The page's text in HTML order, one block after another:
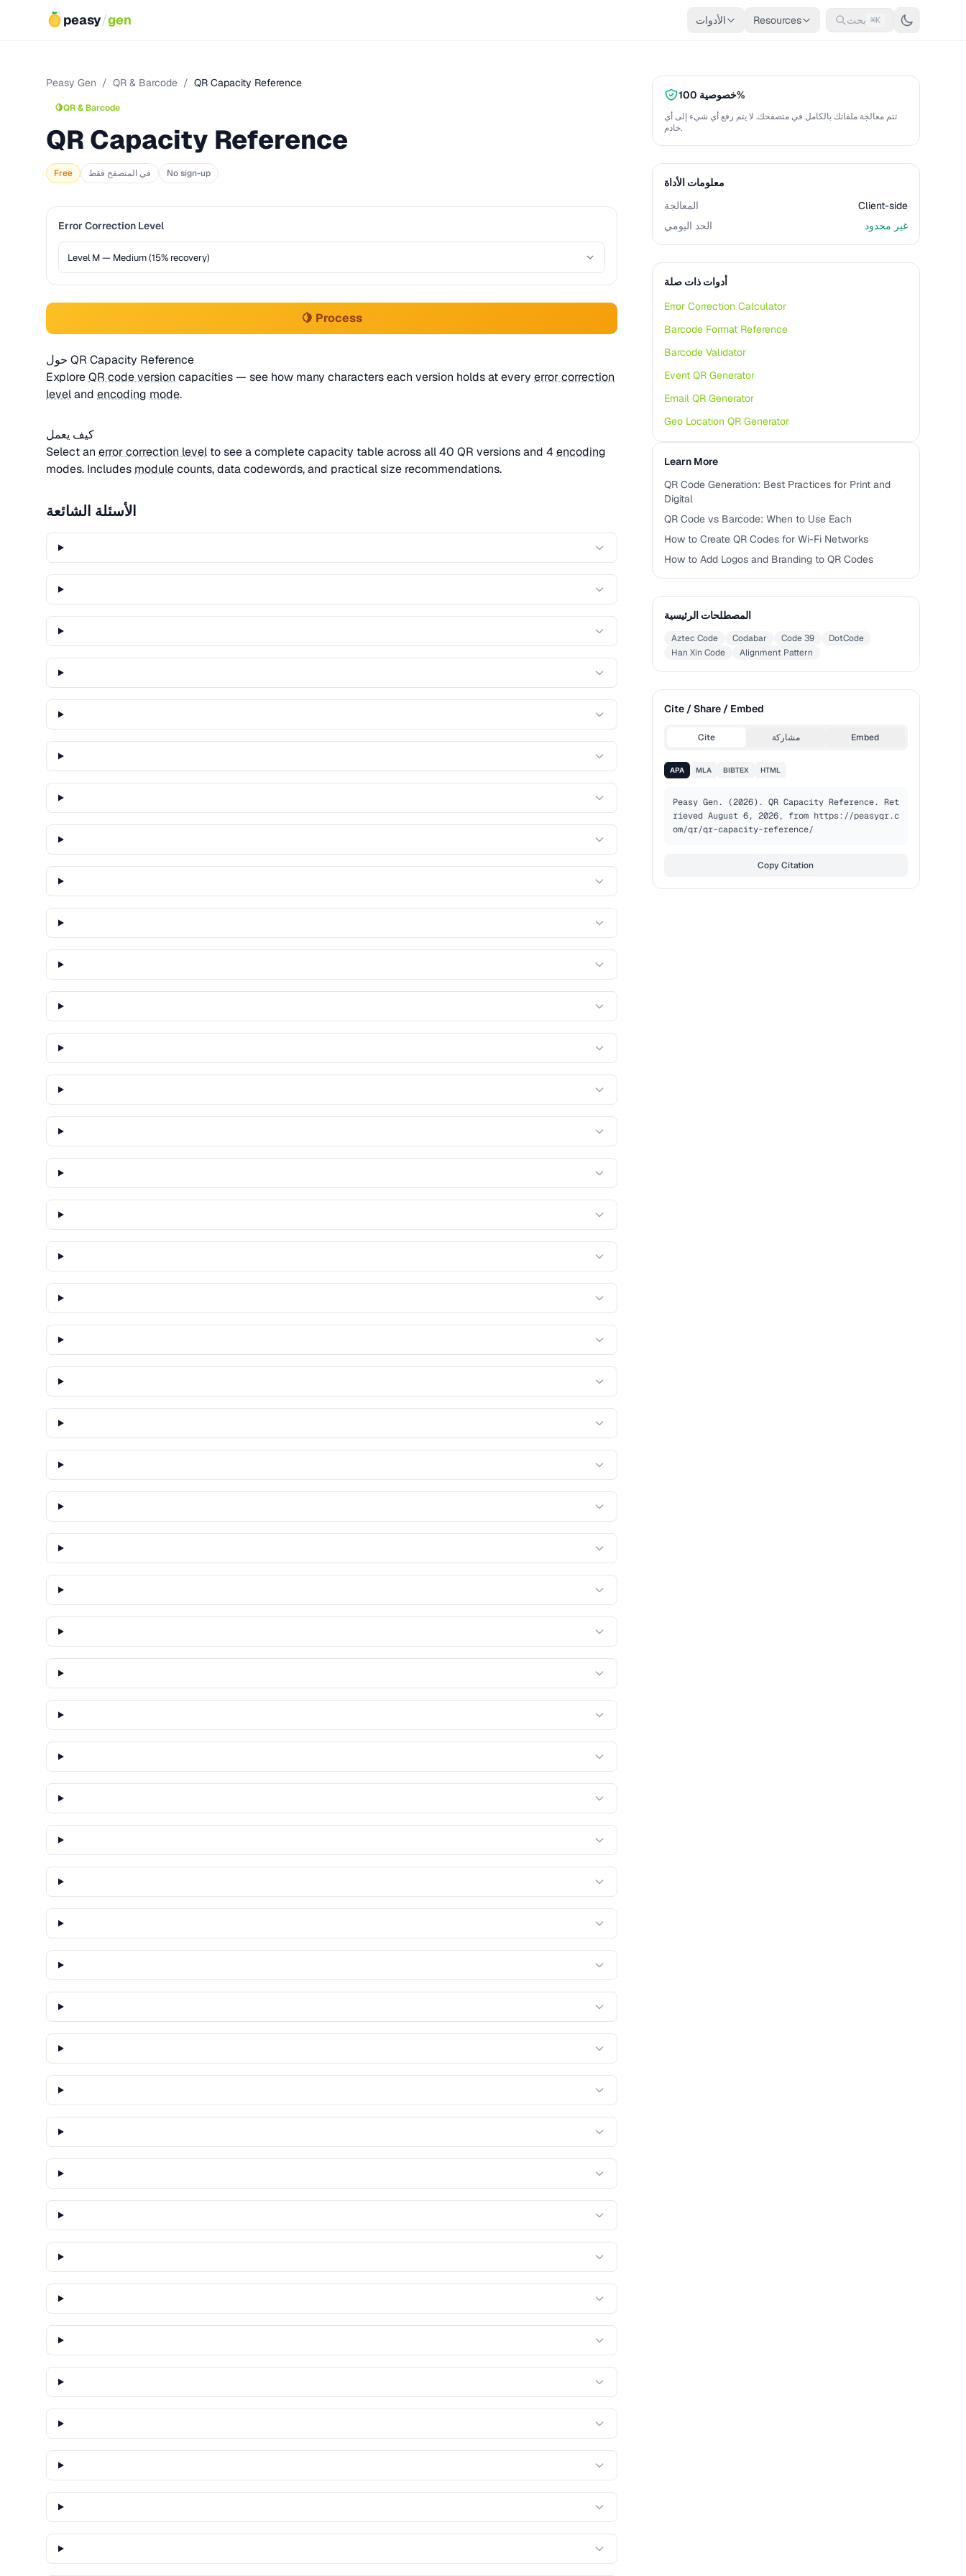
peasy/gen الأدوات Resources بحث ⌘K
Peasy Gen / QR & Barcode / QR Capacity Reference
🍋QR & Barcode
QR Capacity Reference
Free في المتصفح فقط No sign-up
Error Correction Level
🍋 Process
حول QR Capacity Reference
ExploreQR code version capacities — see how many characters each version holds at every error correction
leveland encoding mode.
كيف يعمل
Select an error correction level to see a complete capacity table across all 40 QR versions and 4 encoding
modes. Includes modulecounts, data codewords, and practical size recommendations.
الأسئلة الشائعة
خصوصية 100%
تتم معالجة ملفاتك بالكامل في متصفحك. لا يتم رفع أي شيء إلى أي
خادم.
معلومات الأداة
المعالجة
Client-side
الحد اليومي
غير محدود
أدوات ذات صلة
Error Correction Calculator
Barcode Format Reference
Barcode Validator
Event QR Generator
Email QR Generator
Geo Location QR Generator
Learn More
QR Code Generation: Best Practices for Print and
Digital
QR Code vs Barcode: When to Use Each
How to Create QR Codes for Wi-Fi Networks
How to Add Logos and Branding to QR Codes
المصطلحات الرئيسية
Aztec Code Codabar Code 39
DotCode
Han Xin Code
Alignment Pattern
Cite / Share / Embed
Cite مشاركة Embed
APA MLA BIBTEX HTML
Peasy Gen. (2026). QR Capacity Reference. Ret
rieved August 6, 2026, from https://peasyqr.c
om/qr/qr-capacity-reference/
Copy Citation